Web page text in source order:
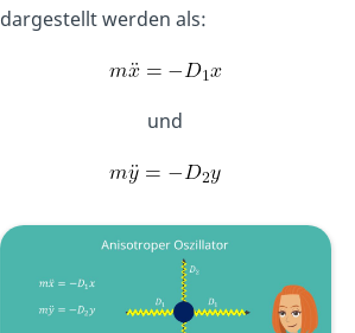
dargestellt werden als:
und